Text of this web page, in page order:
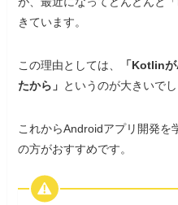
きています。
この理由としては、
「Kotlin
たから」 というのが大きいでし
これからAndroidアプリ開発を
の方がおすすめです。